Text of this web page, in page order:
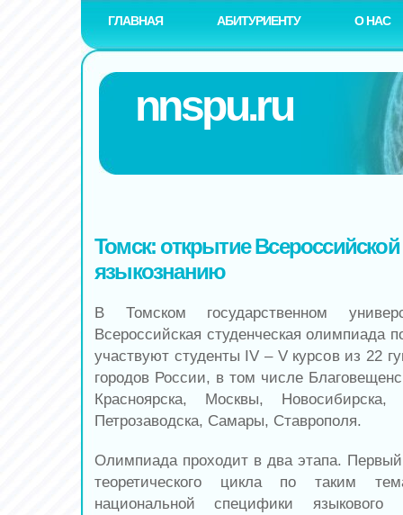
ГЛАВНАЯ АБИТУРИЕНТУ О НАС
nnspu.ru
Томск: открытие
языкознанию
В Томском государственном
Всероссийская студенческая олимпиада
участвуют студенты IV – V курсов из 22
городов России, в том числе
Красноярска, Москвы,
Петрозаводска, Самары, Ставрополя.
Олимпиада проходит в два этапа.
теоретического цикла по таким
национальной специфики языкового